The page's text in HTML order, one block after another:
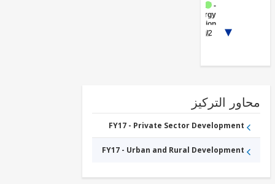
Transmission
التركيز
FY17 - Private Sector Development
FY17 - Urban and Rural Development